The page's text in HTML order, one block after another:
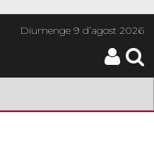
Diumenge9 d’agost 2026